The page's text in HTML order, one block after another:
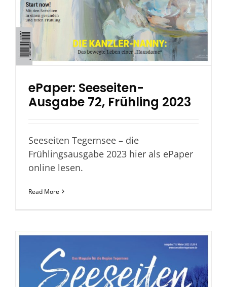
ePaper: Seeseiten-
Ausgabe 72, Frühling 2023
Seeseiten Tegernsee – die
Frühlingsausgabe 2023 hier als ePaper
online lesen.
Read More